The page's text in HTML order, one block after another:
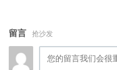
留言 抢沙发